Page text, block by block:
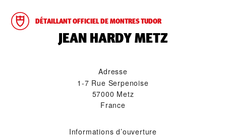
DÉTAILLANT OFFICIEL DE MONTRES TUDOR
‭JEAN HARDY METZ‬
Adresse
1-7 Rue Serpenoise
57000 Metz
France
Informations d’ouverture